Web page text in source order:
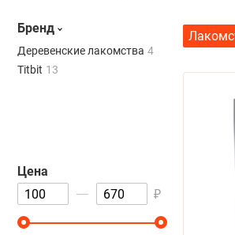
Бренд
Деревенские лакомства 4
Titbit 13
Цена
₽